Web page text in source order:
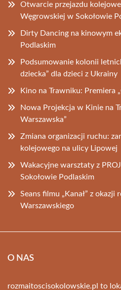
Otwarcie przejazdu
Węgrowskiej w Sokołowie
Dirty Dancing na kinowym
Podlaskim
Podsumowanie kolonii
dziecka” dla dzieci z Ukrainy
Kino na Trawniku: Premiera
Nowa Projekcja w Kinie na
Warszawska”
Zmiana organizacji ruchu:
kolejowego na ulicy Lipowej
Wakacyjne warsztaty z
Sokołowie Podlaskim
Seans filmu „Kanał” z okazji
Warszawskiego
O NAS
rozmaitoscisokolowskie.pl to